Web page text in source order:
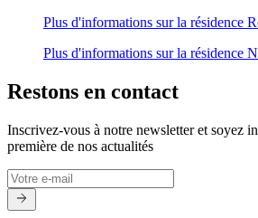
Plus d'informations sur la résidence
Plus d'informations sur la résidence
Restons en contact
Inscrivez-vous à notre newsletter et soyez
première de nos actualités